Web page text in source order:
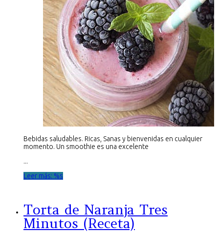
Bebidas saludables. Ricas, Sanas y bienvenidas en cualquier
momento. Un smoothie es una excelente
...
Leer más: %s
Torta de Naranja Tres
Minutos (Receta)